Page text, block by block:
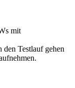
mit
Testlauf gehen